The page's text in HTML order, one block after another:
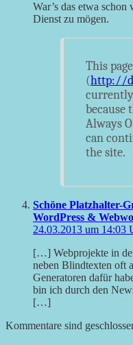
War’s das etwa schon
Dienst zu mögen.
This page
(http://
because
Always
can
the site.
Schöne Platzhalter-
WordPress &
24.03.2013 um 14:03
[…] Webprojekte in
neben Blindtexten oft
Generatoren dafür
bin ich durch den
[…]
Kommentare sind